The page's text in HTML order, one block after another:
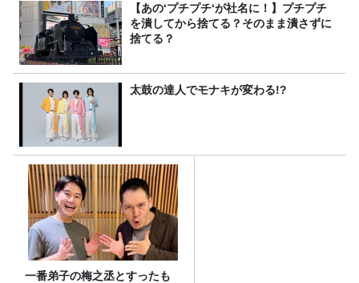
【あの‘プチプチ‘が社名に！】プチプチ
を潰してから捨てる？そのまま潰さずに
捨てる？
太鼓の達人でモナキが変わる!?
一番弟子の梅之丞とすったも